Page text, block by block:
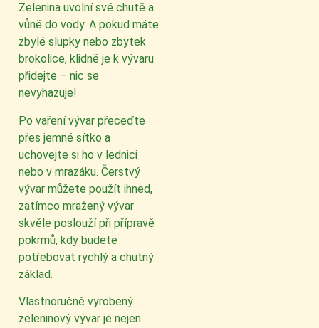
Zelenina uvolní své chutě a
vůně do vody. A pokud máte
zbylé slupky nebo zbytek
brokolice, klidně je k vývaru
přidejte – nic se
nevyhazuje!
Po vaření vývar přeceďte
přes jemné sítko a
uchovejte si ho v lednici
nebo v mrazáku. Čerstvý
vývar můžete použít ihned,
zatímco mražený vývar
skvěle poslouží při přípravě
pokrmů, kdy budete
potřebovat rychlý a chutný
základ.
Vlastnoručně vyrobený
zeleninový vývar je nejen